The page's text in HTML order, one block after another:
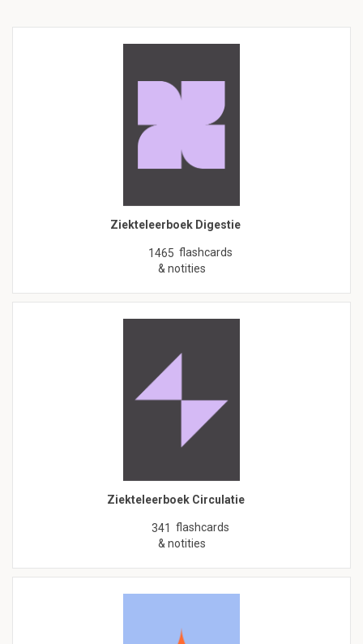
Ziekteleerboek Digestie
1465 flashcards
& notities
Ziekteleerboek Circulatie
341 flashcards
& notities